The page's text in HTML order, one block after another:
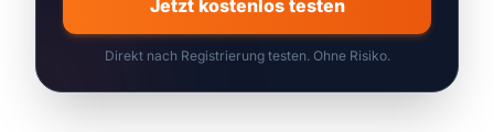
Jetzt kostenlos testen
Direkt nach Registrierung testen. Ohne Risiko.